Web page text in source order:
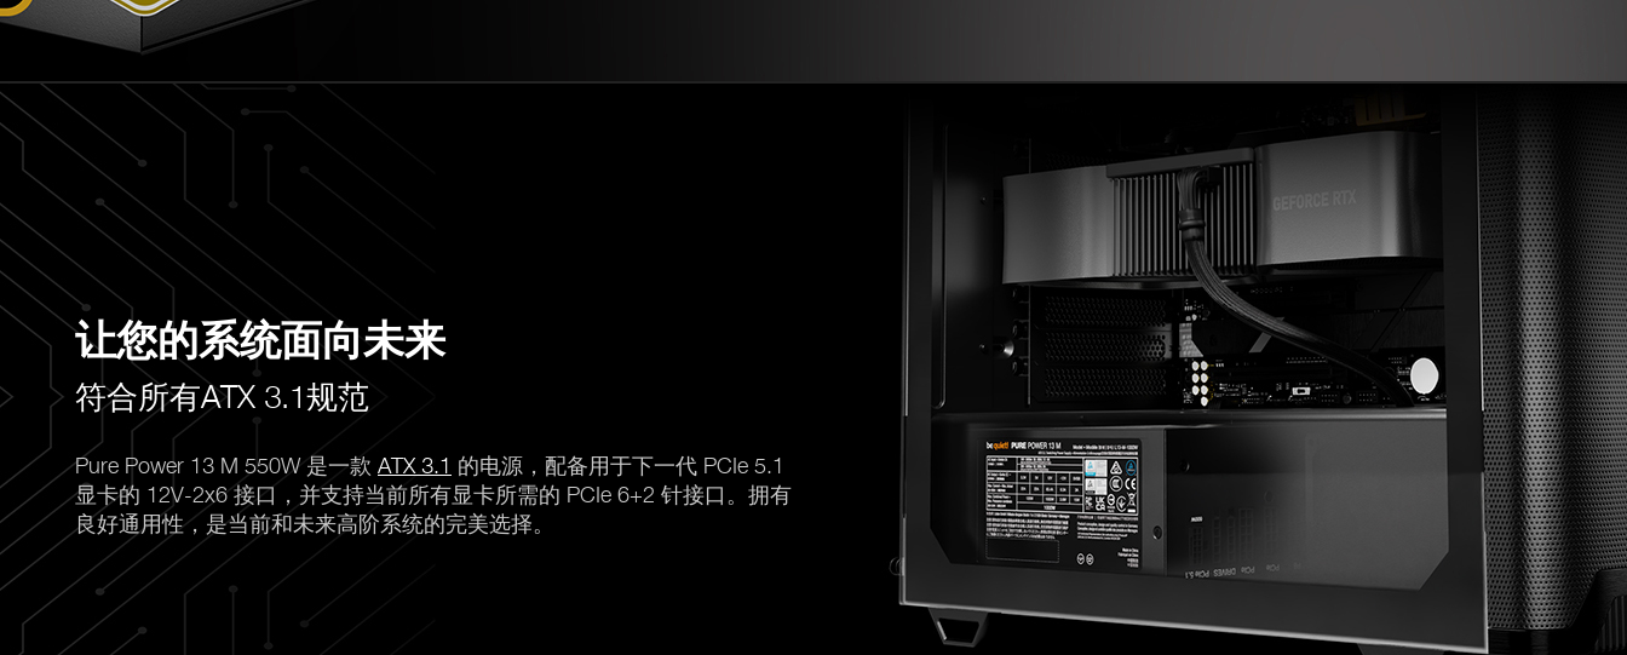
让您的系统面向未来
符合所有ATX 3.1规范
Pure Power 13 M 550W 是一款 ATX 3.1 的电源，配备用于下一代 PCIe 5.1
显卡的 12V-2x6 接口，并支持当前所有显卡所需的 PCIe 6+2 针接口。拥有
良好通用性，是当前和未来高阶系统的完美选择。